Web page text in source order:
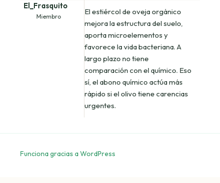
El_Frasquito
Miembro
El estiércol de oveja orgánico
mejora la estructura del suelo,
aporta microelementos y
favorece la vida bacteriana. A
largo plazo no tiene
comparación con el químico. Eso
sí, el abono químico actúa más
rápido si el olivo tiene carencias
urgentes.
Funciona gracias a WordPress